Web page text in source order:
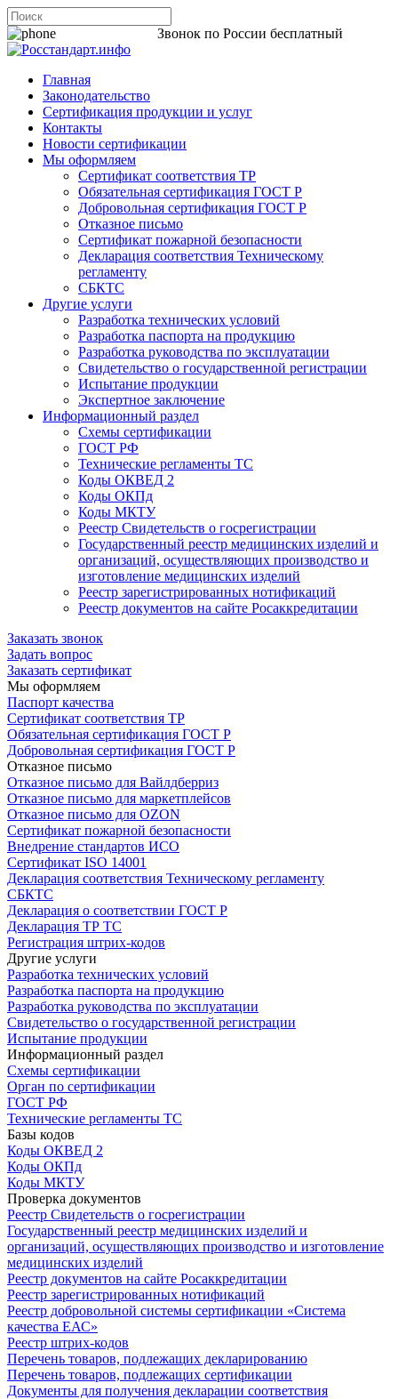
Звонок по России бесплатный
Главная
Законодательство
Сертификация продукции и услуг
Контакты
Новости сертификации
Мы оформляем
Сертификат соответствия ТР
Обязательная сертификация ГОСТ Р
Добровольная сертификация ГОСТ Р
Отказное письмо
Сертификат пожарной безопасности
Декларация соответствия Техническому
регламенту
СБКТС
Другие услуги
Разработка технических условий
Разработка паспорта на продукцию
Разработка руководства по эксплуатации
Свидетельство о государственной регистрации
Испытание продукции
Экспертное заключение
Информационный раздел
Схемы сертификации
ГОСТ РФ
Технические регламенты ТС
Коды ОКВЕД 2
Коды ОКПд
Коды МКТУ
Реестр Свидетельств о госрегистрации
Государственный реестр медицинских изделий и
организаций, осуществляющих производство и
изготовление медицинских изделий
Реестр зарегистрированных нотификаций
Реестр документов на сайте Росаккредитации
Заказать звонок
Задать вопрос
Заказать сертификат
Мы оформляем
Паспорт качества
Сертификат соответствия ТР
Обязательная сертификация ГОСТ Р
Добровольная сертификация ГОСТ Р
Отказное письмо
Отказное письмо для Вайлдберриз
Отказное письмо для маркетплейсов
Отказное письмо для OZON
Сертификат пожарной безопасности
Внедрение стандартов ИСО
Сертификат ISO 14001
Декларация соответствия Техническому регламенту
СБКТС
Декларация о соответствии ГОСТ Р
Декларация ТР ТС
Регистрация штрих-кодов
Другие услуги
Разработка технических условий
Разработка паспорта на продукцию
Разработка руководства по эксплуатации
Свидетельство о государственной регистрации
Испытание продукции
Информационный раздел
Схемы сертификации
Орган по сертификации
ГОСТ РФ
Технические регламенты ТС
Базы кодов
Коды ОКВЕД 2
Коды ОКПд
Коды МКТУ
Проверка документов
Реестр Свидетельств о госрегистрации
Государственный реестр медицинских изделий и
организаций, осуществляющих производство и изготовление
медицинских изделий
Реестр документов на сайте Росаккредитации
Реестр зарегистрированных нотификаций
Реестр добровольной системы сертификации «Система
качества ЕАС»
Реестр штрих-кодов
Перечень товаров, подлежащих декларированию
Перечень товаров, подлежащих сертификации
Документы для получения декларации соответствия